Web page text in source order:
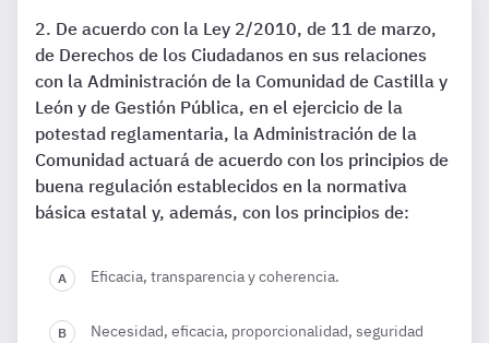
De acuerdo con la Ley 2/2010, de 11 de marzo,
de Derechos de los Ciudadanos en sus relaciones
con la Administración de la Comunidad de Castilla y
León y de Gestión Pública, en el ejercicio de la
potestad reglamentaria, la Administración de la
Comunidad actuará de acuerdo con los principios de
buena regulación establecidos en la normativa
básica estatal y, además, con los principios de:
Eficacia, transparencia y coherencia.
Necesidad, eficacia, proporcionalidad, seguridad